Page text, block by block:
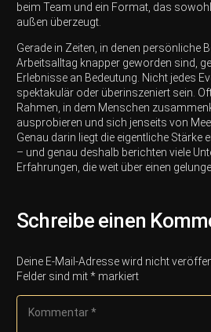
beim Team und ein Format, das
außen überzeugt.
Gerade in Zeiten, in denen persönliche
Arbeitsalltag knapper geworden sind,
Erlebnisse an Bedeutung. Nicht jedes
spektakulär oder überinszeniert sein.
Rahmen, in dem Menschen
ausprobieren und sich jenseits von
Genau darin liegt die eigentliche
– und genau deshalb berichten viele
Erfahrungen, die weit über einen
Schreibe einen
Deine E-Mail-Adresse wird nicht
Felder sind mit* markiert